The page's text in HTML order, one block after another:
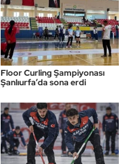
Floor Curling Şampiyonası
Şanlıurfa’da sona erdi